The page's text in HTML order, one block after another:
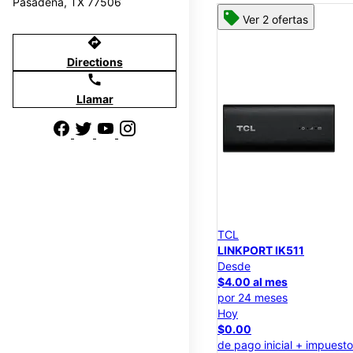
directions
Directions
call
Llamar
Ver 2 ofertas
TCL
LINKPORT IK511
Desde
$4.00 al mes
por 24 meses
Hoy
$0.00
de pago inicial +